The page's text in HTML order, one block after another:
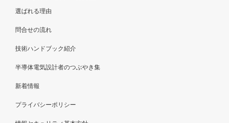
選ばれる理由
問合せの流れ
技術ハンドブック紹介
半導体電気設計者のつぶやき集
新着情報
プライバシーポリシー